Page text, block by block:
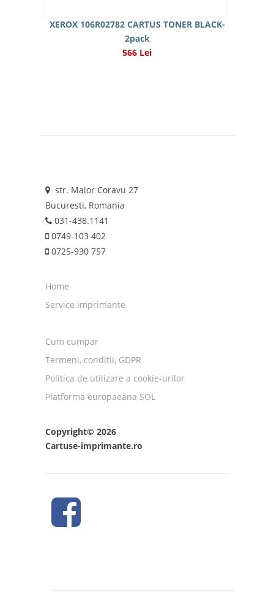
XEROX 106R02782 CARTUS TONER BLACK-
2pack
566 Lei
str. Maior Coravu 27
Bucuresti, Romania
031-438.1141
0749-103 402
0725-930 757
Home
Service imprimante
Cum cumpar
Termeni, conditii, GDPR
Politica de utilizare a cookie-urilor
Platforma europaeana SOL
Copyright© 2026
Cartuse-imprimante.ro